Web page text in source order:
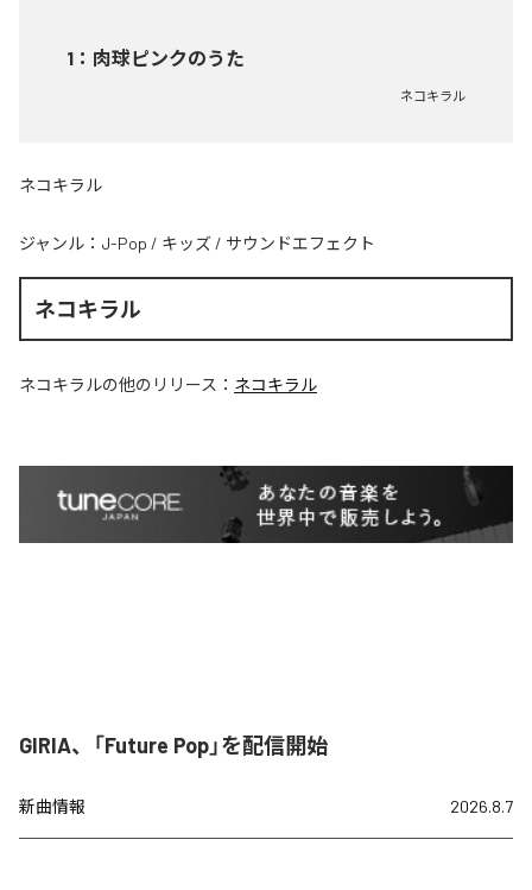
1 ： 肉球ピンクのうた
ネコキラル
ネコキラル
ジャンル： J-Pop / キッズ / サウンドエフェクト
ネコキラル
ネコキラルの他のリリース： ネコキラル
GIRIA、「Future Pop」を配信開始
新曲情報 2026.8.7